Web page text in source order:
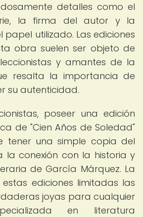
detalles como el
la firma del autor y la
utilizado. Las ediciones
obra suelen ser objeto de
y amantes de la
resalta la importancia de
su autenticidad.
poseer una edición
de "Cien Años de Soledad"
tener una simple copia del
la conexión con la historia y
de García Márquez. La
ediciones limitadas las
joyas para cualquier
en literatura